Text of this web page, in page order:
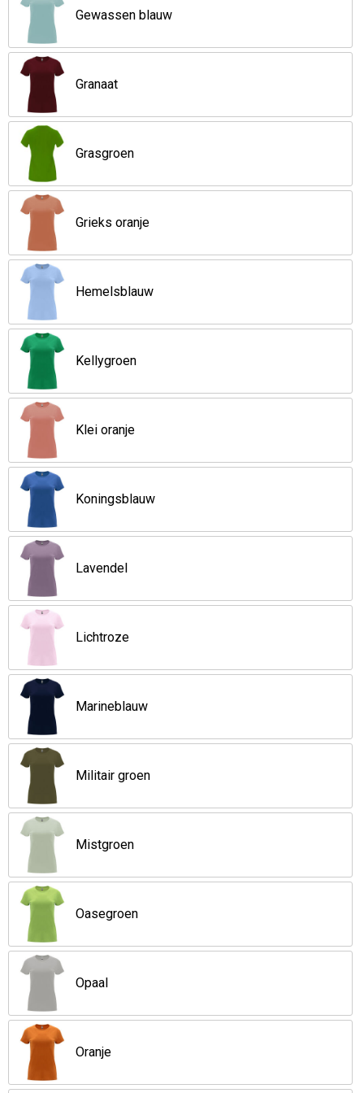
Opvouwbare tassen
Waterbestendige tassen
Bowlingtassen
Strandtassen
Katoenen draagtassen
Rugzakken
Gewassen blauw
Granaat
Grasgroen
Grieks oranje
Hemelsblauw
Kellygroen
Klei oranje
Koningsblauw
Lavendel
Lichtroze
Marineblauw
Militair groen
Mistgroen
Oasegroen
Opaal
Oranje